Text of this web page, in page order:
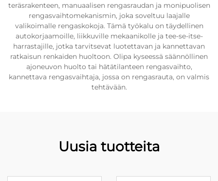
teräsrakenteen, manuaalisen rengasraudan ja monipuolisen
rengasvaihtomekanismin, joka soveltuu laajalle
valikoimalle rengaskokoja. Tämä työkalu on täydellinen
autokorjaamoille, liikkuville mekaanikolle ja tee-se-itse-
harrastajille, jotka tarvitsevat luotettavan ja kannettavan
ratkaisun renkaiden huoltoon. Olipa kyseessä säännöllinen
ajoneuvon huolto tai hätätilanteen rengasvaihto,
kannettava rengasvaihtaja, jossa on rengasrauta, on valmis
tehtävään.
Uusia tuotteita